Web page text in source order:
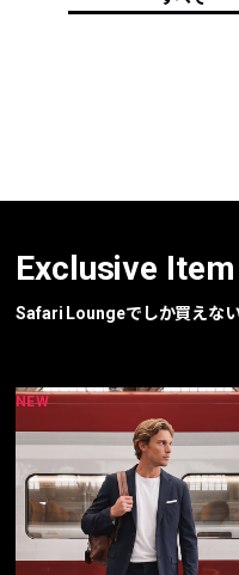
Exclusive Item
Safari Loungeでしか買えな
NEW